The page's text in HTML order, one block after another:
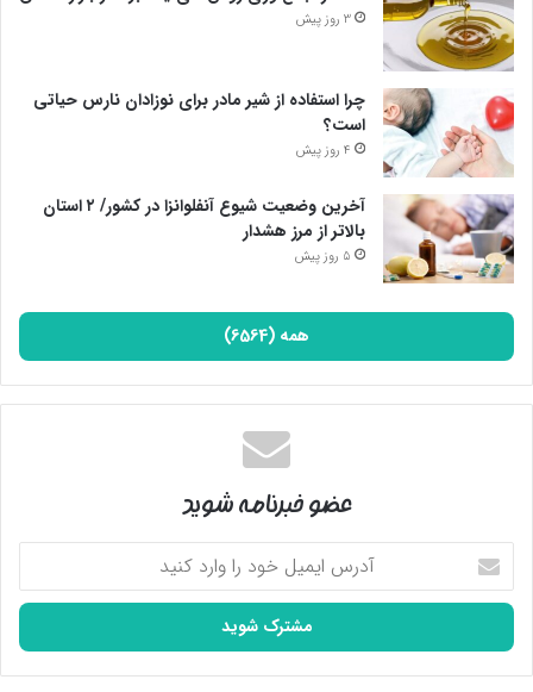
3 روز پیش
چرا استفاده از شیر مادر برای نوزادان نارس حیاتی
است؟
4 روز پیش
آخرین وضعیت شیوع آنفلوانزا در کشور/ ۲ استان
بالاتر از مرز هشدار
5 روز پیش
همه (6564)
عضو خبرنامه شوید
آدرس
ایمیل
خود
وارد
کنید